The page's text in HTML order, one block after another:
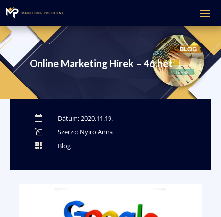
Online Marketing Hírek – 46.hét
 Dátum: 2020.11.19.
l Szerző: Nyírő Anna
 Blog